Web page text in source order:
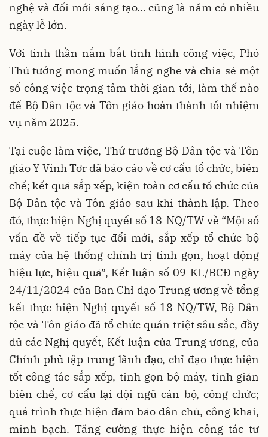
nghệ và đổi mới sáng tạo… cũng là năm có nhiều
ngày lễ lớn.
Với tinh thần nắm bắt tình hình công việc, Phó
Thủ tướng mong muốn lắng nghe và chia sẻ một
số công việc trọng tâm thời gian tới, làm thế nào
để Bộ Dân tộc và Tôn giáo hoàn thành tốt nhiệm
vụ năm 2025.
Tại cuộc làm việc, Thứ trưởng Bộ Dân tộc và Tôn
giáo Y Vinh Tơr đã báo cáo về cơ cấu tổ chức, biên
chế; kết quả sắp xếp, kiện toàn cơ cấu tổ chức của
Bộ Dân tộc và Tôn giáo sau khi thành lập. Theo
đó, thực hiện Nghị quyết số 18-NQ/TW về “Một số
vấn đề về tiếp tục đổi mới, sắp xếp tổ chức bộ
máy của hệ thống chính trị tinh gọn, hoạt động
hiệu lực, hiệu quả”, Kết luận số 09-KL/BCĐ ngày
24/11/2024 của Ban Chỉ đạo Trung ương về tổng
kết thực hiện Nghị quyết số 18-NQ/TW, Bộ Dân
tộc và Tôn giáo đã tổ chức quán triệt sâu sắc, đầy
đủ các Nghị quyết, Kết luận của Trung ương, của
Chính phủ tập trung lãnh đạo, chỉ đạo thực hiện
tốt công tác sắp xếp, tinh gọn bộ máy, tinh giản
biên chế, cơ cấu lại đội ngũ cán bộ, công chức;
quá trình thực hiện đảm bảo dân chủ, công khai,
minh bạch. Tăng cường thực hiện công tác tư